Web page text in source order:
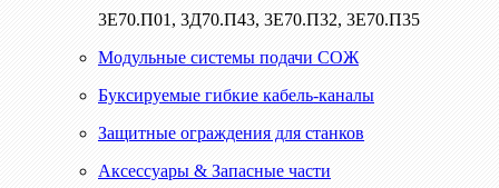
3Е70.П01, 3Д70.П43, 3Е70.П32, 3Е70.П35
Модульные системы подачи СОЖ
Буксируемые гибкие кабель-каналы
Защитные ограждения для станков
Аксессуары & Запасные части